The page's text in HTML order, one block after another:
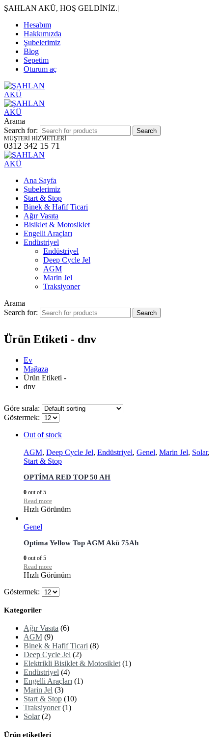
ŞAHLAN AKÜ, HOŞ GELDİNİZ.|
Hesabım
Hakkımızda
Şubelerimiz
Blog
Sepetim
Oturum aç
Arama
Search for:
MÜŞTERİ HİZMETLERİ
0312 342 15 71
Ana Sayfa
Şubelerimiz
Start & Stop
Binek & Hafif Ticari
Ağır Vasıta
Bisiklet & Motosiklet
Engelli Araçları
Endüstriyel
Endüstriyel
Deep Cycle Jel
AGM
Marin Jel
Traksiyoner
Arama
Search for:
Ürün Etiketi - dnv
Ev
Mağaza
Ürün Etiketi -
dnv
Göre sırala:
Göstermek:
Out of stock
AGM, Deep Cycle Jel, Endüstriyel, Genel, Marin Jel, Solar,
Start & Stop
OPTİMA RED TOP 50 AH
0 out of 5
Read more
Hızlı Görünüm
Genel
Optima Yellow Top AGM Akü 75Ah
0 out of 5
Read more
Hızlı Görünüm
Göstermek:
Kategoriler
Ağır Vasıta (6)
AGM (9)
Binek & Hafif Ticari (8)
Deep Cycle Jel (2)
Elektrikli Bisiklet & Motosiklet (1)
Endüstriyel (4)
Engelli Araçları (1)
Marin Jel (3)
Start & Stop (10)
Traksiyoner (1)
Solar (2)
Ürün etiketleri